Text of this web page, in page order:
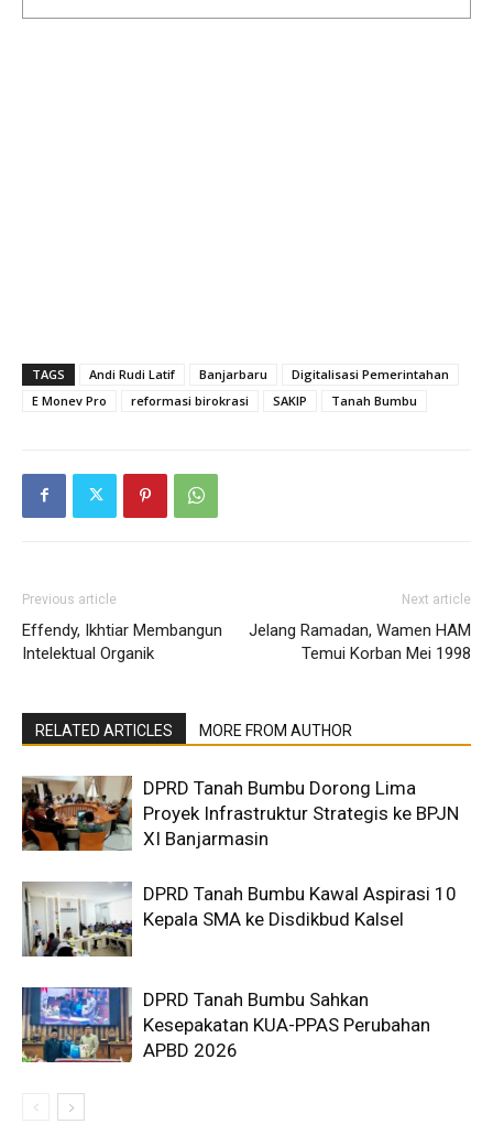
TAGS Andi Rudi Latif Banjarbaru
Digitalisasi Pemerintahan
E Monev Pro
reformasi birokrasi SAKIP Tanah Bumbu
Previous article
Effendy, Ikhtiar Membangun
Intelektual Organik
Next article
Jelang Ramadan, Wamen HAM
Temui Korban Mei 1998
RELATED ARTICLES MORE FROM AUTHOR
DPRD Tanah Bumbu Dorong Lima
Proyek Infrastruktur Strategis ke BPJN
XI Banjarmasin
DPRD Tanah Bumbu Kawal Aspirasi 10
Kepala SMA ke Disdikbud Kalsel
DPRD Tanah Bumbu Sahkan
Kesepakatan KUA-PPAS Perubahan
APBD 2026